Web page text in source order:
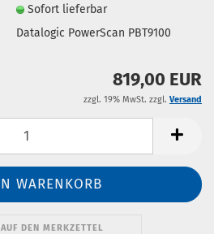
Sofort lieferbar
Datalogic PowerScan PBT9100
819,00 EUR
zzgl. 19% MwSt. zzgl. Versand
AUF DEN MERKZETTEL